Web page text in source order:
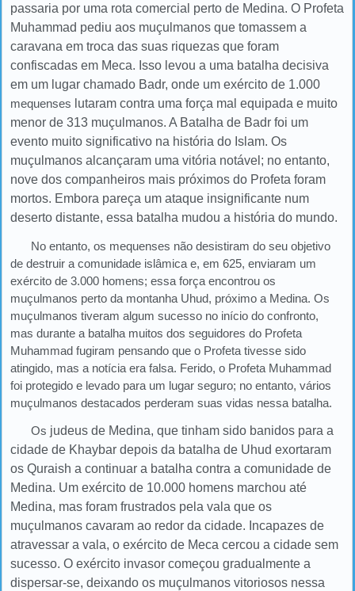
passaria por uma rota comercial perto de Medina. O Profeta
Muhammad pediu aos muçulmanos que tomassem a
caravana em troca das suas riquezas que foram
confiscadas em Meca. Isso levou a uma batalha decisiva
em um lugar chamado Badr, onde um exército de 1.000
mequenses lutaram contra uma força mal equipada e muito
menor de 313 muçulmanos. A Batalha de Badr foi um
evento muito significativo na história do Islam. Os
muçulmanos alcançaram uma vitória notável; no entanto,
nove dos companheiros mais próximos do Profeta foram
mortos. Embora pareça um ataque insignificante num
deserto distante, essa batalha mudou a história do mundo.
No entanto, os mequenses não desistiram do seu objetivo
de destruir a comunidade islâmica e, em 625, enviaram um
exército de 3.000 homens; essa força encontrou os
muçulmanos perto da montanha Uhud, próximo a Medina. Os
muçulmanos tiveram algum sucesso no início do confronto,
mas durante a batalha muitos dos seguidores do Profeta
Muhammad fugiram pensando que o Profeta tivesse sido
atingido, mas a notícia era falsa. Ferido, o Profeta Muhammad
foi protegido e levado para um lugar seguro; no entanto, vários
muçulmanos destacados perderam suas vidas nessa batalha.
Os judeus de Medina, que tinham sido banidos para a
cidade de Khaybar depois da batalha de Uhud exortaram
os Quraish a continuar a batalha contra a comunidade de
Medina. Um exército de 10.000 homens marchou até
Medina, mas foram frustrados pela vala que os
muçulmanos cavaram ao redor da cidade. Incapazes de
atravessar a vala, o exército de Meca cercou a cidade sem
sucesso. O exército invasor começou gradualmente a
dispersar-se, deixando os muçulmanos vitoriosos nessa